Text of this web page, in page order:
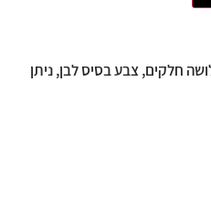
חלקים, צבע בסיס לבן, ניתן